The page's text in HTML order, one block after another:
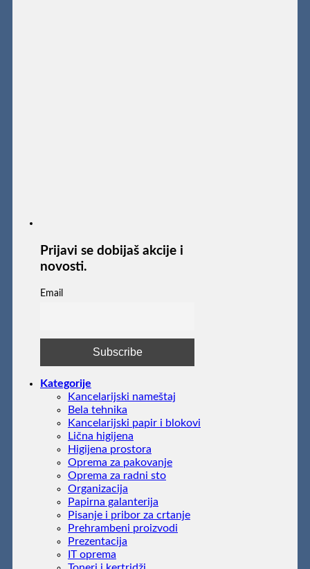
Prijavi se dobijaš akcije i
novosti.
Email
Kategorije
Kancelarijski nameštaj
Bela tehnika
Kancelarijski papir i blokovi
Lična higijena
Higijena prostora
Oprema za pakovanje
Oprema za radni sto
Organizacija
Papirna galanterija
Pisanje i pribor za crtanje
Prehrambeni proizvodi
Prezentacija
IT oprema